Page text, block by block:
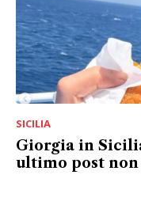
SICILIA
Giorgia in
ultimo post non